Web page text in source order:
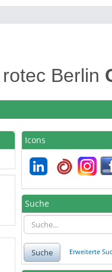
rotec Berlin
Icons
Suche
Suche Erweiterte